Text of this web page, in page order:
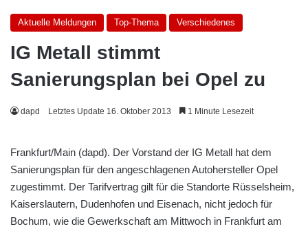
Aktuelle Meldungen Top-Thema Verschiedenes
IG Metall stimmt
Sanierungsplan bei Opel zu
dapd Letztes Update 16. Oktober 2013 1 Minute Lesezeit
Frankfurt/Main (dapd). Der Vorstand der IG Metall hat dem
Sanierungsplan für den angeschlagenen Autohersteller Opel
zugestimmt. Der Tarifvertrag gilt für die Standorte Rüsselsheim,
Kaiserslautern, Dudenhofen und Eisenach, nicht jedoch für
Bochum, wie die Gewerkschaft am Mittwoch in Frankfurt am